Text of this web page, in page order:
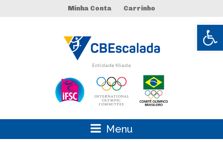
Abrir
Minha Conta Carrinho
Entidade filiada
Menu